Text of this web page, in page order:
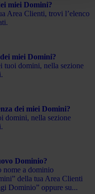
miei Domini?
Area Clienti, trovi l’elenco
dei miei Domini?
tuoi domini, nella sezione
dei miei Domini?
domini, nella sezione
Dominio?
nome a dominio
della tua Area Clienti
Dominio” oppure su...